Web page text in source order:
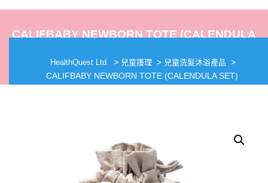
CALIFBABY NEWBORN TOTE (CALENDULA
HealthQuest Ltd. > 兒童護理 > 兒童洗髮沐浴產品 >
CALIFBABY NEWBORN TOTE (CALENDULA SET)